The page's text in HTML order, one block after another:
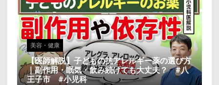
美容・健康
【医師解説】子どもの抗アレルギー薬の選び方
｜副作用・眠気・飲み続けても大丈夫？ #八
王子市 #小児科